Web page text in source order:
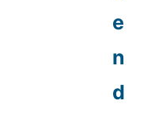
e
n
d